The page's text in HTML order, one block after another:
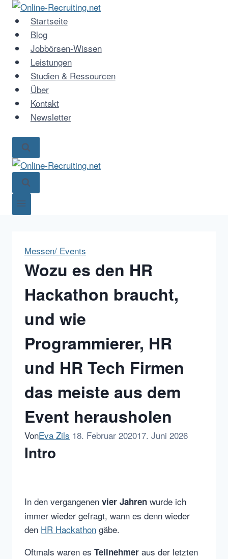
Zum
Inhalt
springen
Startseite
Blog
Jobbörsen-Wissen
Leistungen
Studien & Ressourcen
Über
Kontakt
Newsletter
Messen/ Events
Wozu es den HR
Hackathon braucht,
und wie
Programmierer, HR
und HR Tech Firmen
das meiste aus dem
Event herausholen
VonEva Zils 18. Februar 202017. Juni 2026
Intro
In den vergangenen vier Jahren wurde ich
immer wieder gefragt, wann es denn wieder
den HR Hackathon gäbe.
Oftmals waren es Teilnehmer aus der letzten